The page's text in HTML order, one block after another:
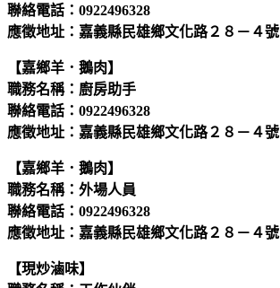
聯絡電話：0922496328
應徵地址：嘉義縣民雄鄉文化路２８－４號
【嘉鄉羊．鵝肉】
職務名稱：廚房助手
聯絡電話：0922496328
應徵地址：嘉義縣民雄鄉文化路２８－４號
【嘉鄉羊．鵝肉】
職務名稱：外場人員
聯絡電話：0922496328
應徵地址：嘉義縣民雄鄉文化路２８－４號
【現炒滷味】